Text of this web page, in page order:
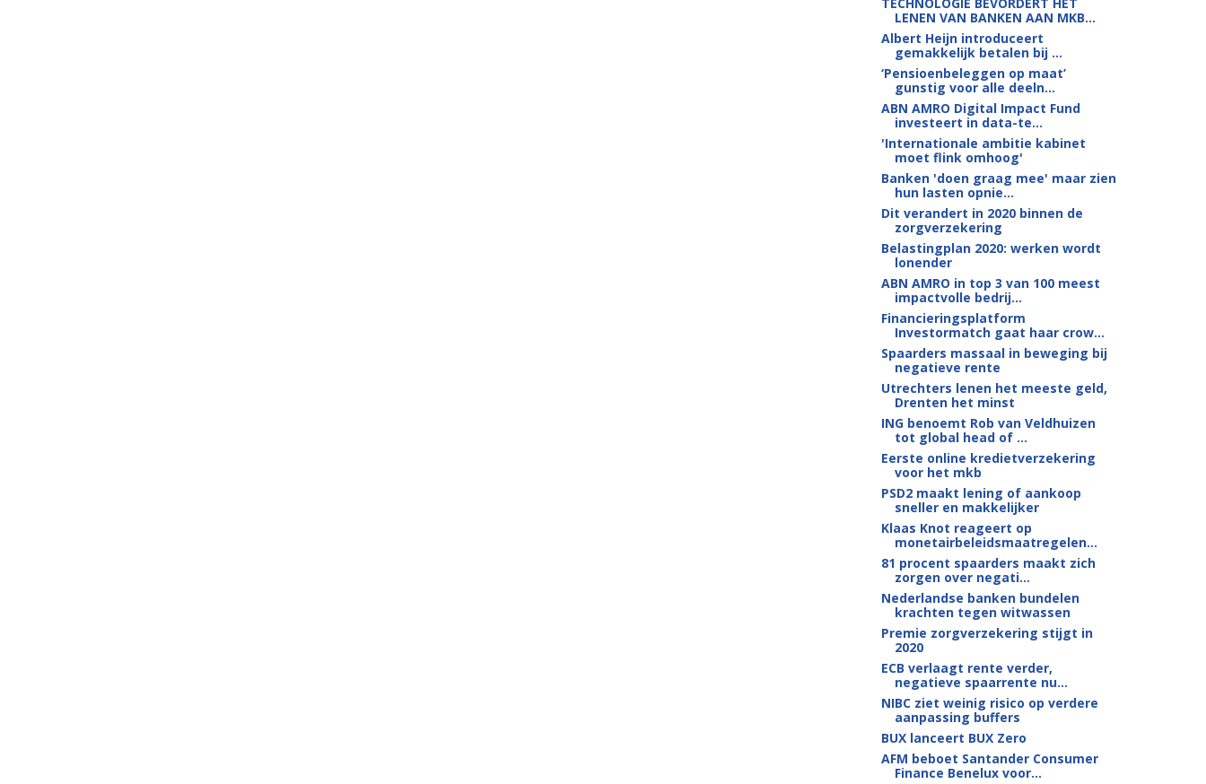
LENEN VAN BANKEN AAN MKB...
Albert Heijn introduceert
gemakkelijk betalen bij ...
‘Pensioenbeleggen op maat’
gunstig voor alle deeln...
ABN AMRO Digital Impact Fund
investeert in data-te...
'Internationale ambitie kabinet
moet flink omhoog'
Banken 'doen graag mee' maar zien
hun lasten opnie...
Dit verandert in 2020 binnen de
zorgverzekering
Belastingplan 2020: werken wordt
lonender
ABN AMRO in top 3 van 100 meest
impactvolle bedrij...
Financieringsplatform
Investormatch gaat haar crow...
Spaarders massaal in beweging bij
negatieve rente
Utrechters lenen het meeste geld,
Drenten het minst
ING benoemt Rob van Veldhuizen
tot global head of ...
Eerste online kredietverzekering
voor het mkb
PSD2 maakt lening of aankoop
sneller en makkelijker
Klaas Knot reageert op
monetairbeleids­maatregelen...
81 procent spaarders maakt zich
zorgen over negati...
Nederlandse banken bundelen
krachten tegen witwassen
Premie zorgverzekering stijgt in
2020
ECB verlaagt rente verder,
negatieve spaarrente nu...
NIBC ziet weinig risico op verdere
aanpassing buffers
BUX lanceert BUX Zero
AFM beboet Santander Consumer
Finance Benelux voor...